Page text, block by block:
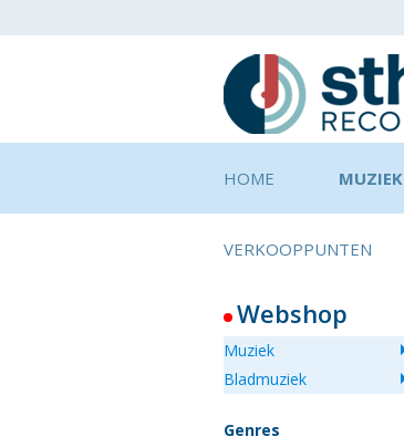
HOME MUZIEK
VERKOOPPUNTEN
Webshop
Muziek
Bladmuziek
Genres